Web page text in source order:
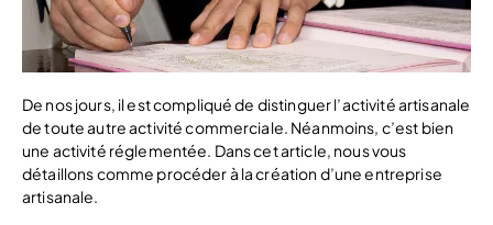
De nos jours, il est compliqué de distinguer l’activité artisanale
de toute autre activité commerciale. Néanmoins, c’est bien
une activité réglementée. Dans cet article, nous vous
détaillons comme procéder à la création d’une entreprise
artisanale.